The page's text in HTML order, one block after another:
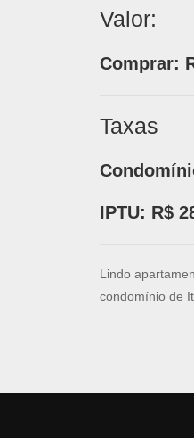
Valor:
Comprar:
Taxas
IPTU: R$
Lindo
condomínio de